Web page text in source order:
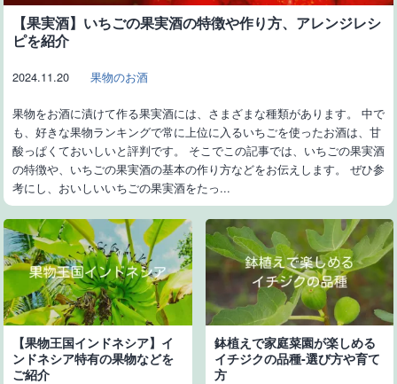
【果実酒】いちごの果実酒の特徴や作り方、アレンジレシ
ピを紹介
2024.11.20 果物のお酒
果物をお酒に漬けて作る果実酒には、さまざまな種類があります。 中で
も、好きな果物ランキングで常に上位に入るいちごを使ったお酒は、甘
酸っぱくておいしいと評判です。 そこでこの記事では、いちごの果実酒
の特徴や、いちごの果実酒の基本の作り方などをお伝えします。 ぜひ参
考にし、おいしいいちごの果実酒をたっ...
【果物王国インドネシア】イ
ンドネシア特有の果物などを
ご紹介
鉢植えで家庭菜園が楽しめる
イチジクの品種-選び方や育て
方